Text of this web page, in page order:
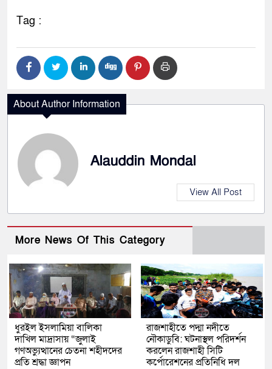
Tag :
About Author Information
Alauddin Mondal
View All Post
More News Of This Category
ধুরইল ইসলামিয়া বালিকা
দাখিল মাদ্রাসায় “জুলাই
গণঅভ্যুত্থানের চেতনা শহীদদের
প্রতি শ্রদ্ধা জ্ঞাপন
রাজশাহীতে পদ্মা নদীতে
নৌকাডুবি: ঘটনাস্থল পরিদর্শন
করলেন রাজশাহী সিটি
কর্পোরেশনের প্রতিনিধি দল